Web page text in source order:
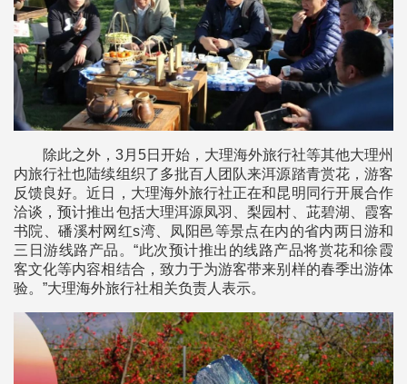
除此之外，3月5日开始，大理海外旅行社等其他大理州
内旅行社也陆续组织了多批百人团队来洱源踏青赏花，游客
反馈良好。近日，大理海外旅行社正在和昆明同行开展合作
洽谈，预计推出包括大理洱源凤羽、梨园村、茈碧湖、霞客
书院、磻溪村网红s湾、凤阳邑等景点在内的省内两日游和
三日游线路产品。“此次预计推出的线路产品将赏花和徐霞
客文化等内容相结合，致力于为游客带来别样的春季出游体
验。”大理海外旅行社相关负责人表示。